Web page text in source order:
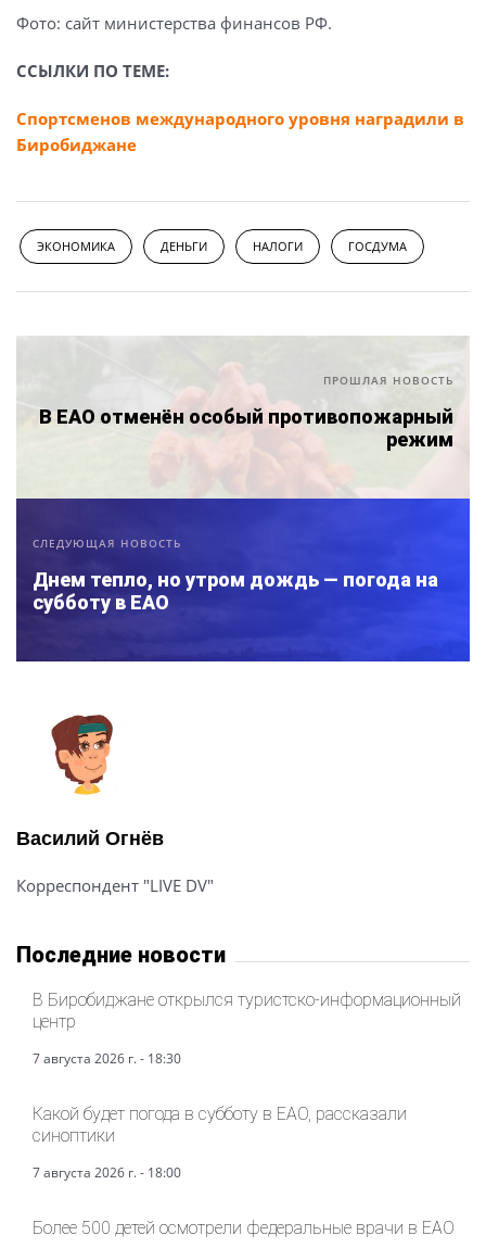
Фото: сайт министерства финансов РФ.
ССЫЛКИ ПО ТЕМЕ:
Спортсменов международного уровня наградили в
Биробиджане
ЭКОНОМИКА ДЕНЬГИ НАЛОГИ ГОСДУМА
ПРОШЛАЯ НОВОСТЬ
В ЕАО отменён особый противопожарный
режим
СЛЕДУЮЩАЯ НОВОСТЬ
Днем тепло, но утром дождь — погода на
субботу в ЕАО
Василий Огнёв
Корреспондент "LIVE DV"
Последние новости
В Биробиджане открылся туристско-информационный
центр
7 августа 2026 г. - 18:30
Какой будет погода в субботу в ЕАО, рассказали
синоптики
7 августа 2026 г. - 18:00
Более 500 детей осмотрели федеральные врачи в ЕАО